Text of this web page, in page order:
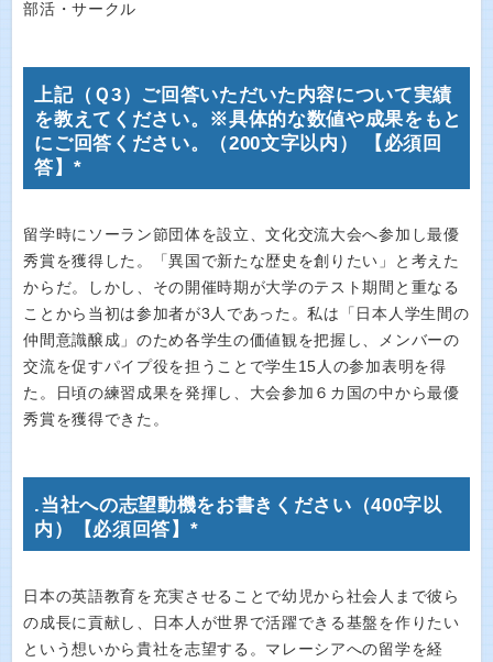
部活・サークル
上記（Ｑ3）ご回答いただいた内容について実績
を教えてください。※具体的な数値や成果をもと
にご回答ください。（200文字以内） 【必須回
答】*
留学時にソーラン節団体を設立、文化交流大会へ参加し最優
秀賞を獲得した。「異国で新たな歴史を創りたい」と考えた
からだ。しかし、その開催時期が大学のテスト期間と重なる
ことから当初は参加者が3人であった。私は「日本人学生間の
仲間意識醸成」のため各学生の価値観を把握し、メンバーの
交流を促すパイプ役を担うことで学生15人の参加表明を得
た。日頃の練習成果を発揮し、大会参加６カ国の中から最優
秀賞を獲得できた。
.当社への志望動機をお書きください（400字以
内）【必須回答】*
日本の英語教育を充実させることで幼児から社会人まで彼ら
の成長に貢献し、日本人が世界で活躍できる基盤を作りたい
という想いから貴社を志望する。マレーシアへの留学を経